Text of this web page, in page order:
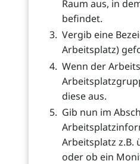
Raum aus, in
befindet.
Vergib eine
Arbeitsplatz)
Wenn der
diese aus.
Gib nun im
Arbeitsplatz z.B.
oder ob ein